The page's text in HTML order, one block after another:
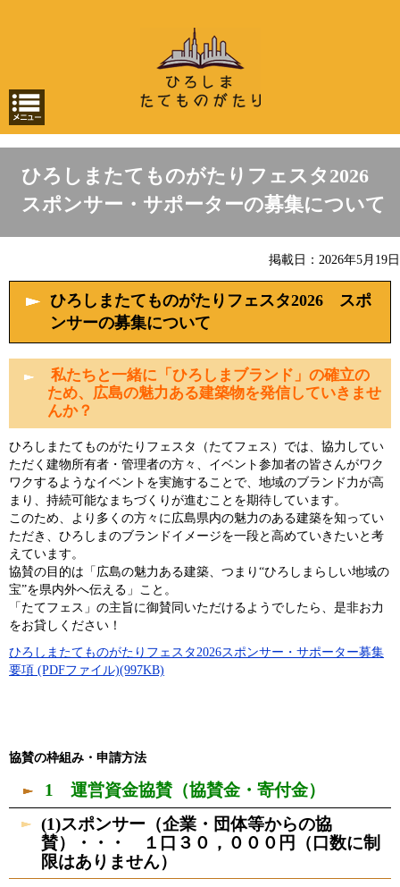
ひろしまたてものがたりフェスタ2026
スポンサー・サポーターの募集について
掲載日：2026年5月19日
ひろしまたてものがたりフェスタ2026 スポ
ンサーの募集について
私たちと一緒に「ひろしまブランド」の確立の
ため、広島の魅力ある建築物を発信していきませ
んか？
ひろしまたてものがたりフェスタ（たてフェス）では、協力してい
ただく建物所有者・管理者の方々、イベント参加者の皆さんがワク
ワクするようなイベントを実施することで、地域のブランド力が高
まり、持続可能なまちづくりが進むことを期待しています。
このため、より多くの方々に広島県内の魅力のある建築を知ってい
ただき、ひろしまのブランドイメージを一段と高めていきたいと考
えています。
協賛の目的は「広島の魅力ある建築、つまり“ひろしまらしい地域の
宝”を県内外へ伝える」こと。
「たてフェス」の主旨に御賛同いただけるようでしたら、是非お力
をお貸しください！
ひろしまたてものがたりフェスタ2026スポンサー・サポーター募集
要項 (PDFファイル)(997KB)
協賛の枠組み・申請方法
1 運営資金協賛（協賛金・寄付金）
(1)スポンサー（企業・団体等からの協
賛）・・・ １口３０，０００円（口数に制
限はありません）